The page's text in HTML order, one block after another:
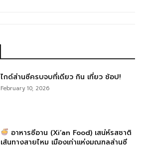
ไกด์ส่านซีครบจบที่เดียว กิน เที่ยว ช้อป!
February 10, 2026
อาหารซีอาน (Xi’an Food) เสน่ห์รสชาติ
เส้นทางสายไหม เมืองเก่าแห่งมณฑลส่านซี